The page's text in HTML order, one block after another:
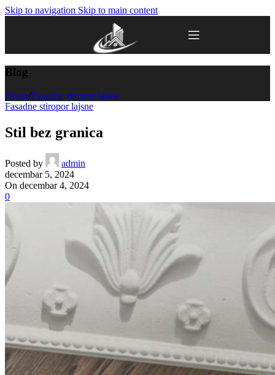
Skip to navigation Skip to main content
Blog
Home/Fasadne stiropor lajsne
Fasadne stiropor lajsne
Stil bez granica
Posted by
admin
decembar 5, 2024
On decembar 4, 2024
0